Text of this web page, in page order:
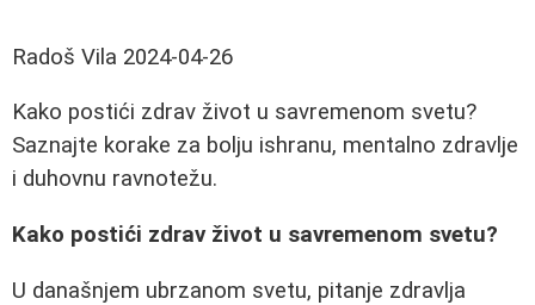
Radoš Vila 2024-04-26
Kako postići zdrav život u savremenom svetu?
Saznajte korake za bolju ishranu, mentalno zdravlje
i duhovnu ravnotežu.
Kako postići zdrav život u savremenom svetu?
U današnjem ubrzanom svetu, pitanje zdravlja